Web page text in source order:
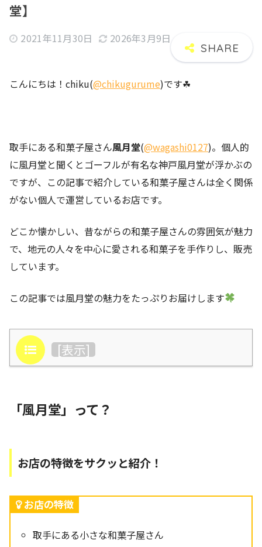
堂】
2021年11月30日 2026年3月9日
こんにちは！chiku(@chikugurume)です☘
取手にある和菓子屋さん風月堂(@wagashi0127)。個人的
に風月堂と聞くとゴーフルが有名な神戸風月堂が浮かぶの
ですが、この記事で紹介している和菓子屋さんは全く関係
がない個人で運営しているお店です。
どこか懐かしい、昔ながらの和菓子屋さんの雰囲気が魅力
で、地元の人々を中心に愛される和菓子を手作りし、販売
しています。
この記事では風月堂の魅力をたっぷりお届けします
目次 [表示]
「風月堂」って？
お店の特徴をサクッと紹介！
お店の特徴
取手にある小さな和菓子屋さん